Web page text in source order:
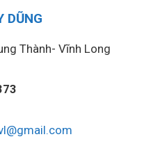
DŨNG
Thành- Vĩnh Long